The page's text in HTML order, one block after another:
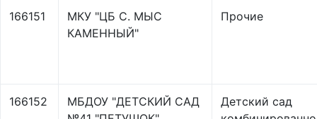
166151
МКУ "ЦБ С. МЫС
КАМЕННЫЙ"
Прочие
166152
МБДОУ "ДЕТСКИЙ САД
Детский сад